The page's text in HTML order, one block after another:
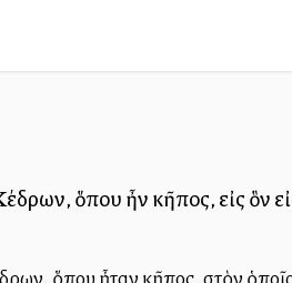
ὅπου ἦν κῆπος, εἰς ὃν